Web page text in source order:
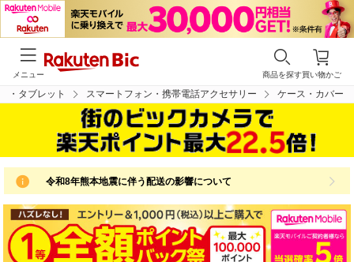
買い物かご
商品を探す
メニュー
・タブレット スマートフォン・携帯電話アクセサリー ケース・カバー
令和8年熊本地震に伴う配送の影響について